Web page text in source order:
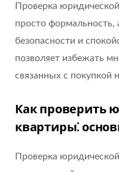
Проверка
просто формальность,
безопасности и
позволяет избежать
связанных с покупкой
Как проверить
квартиры⁚
Проверка